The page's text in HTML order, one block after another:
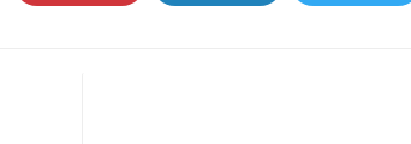
Twitter
LinkedIn
Pinterest